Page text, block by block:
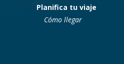
Planifica tu viaje
Cómo llegar